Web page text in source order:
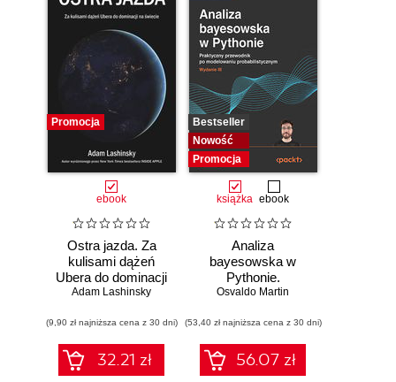
Promocja
ebook
Ostra jazda. Za
kulisami dążeń
Ubera do dominacji
na świecie
Adam Lashinsky
(9,90 zł najniższa cena z 30 dni)
32.21 zł
Bestseller
Nowość
Promocja
książka ebook
Analiza
bayesowska w
Pythonie.
Praktyczny
modelowaniu
probabilistycznym.
Wydanie III
Osvaldo Martin
(53,40 zł najniższa cena z 30 dni)
56.07 zł